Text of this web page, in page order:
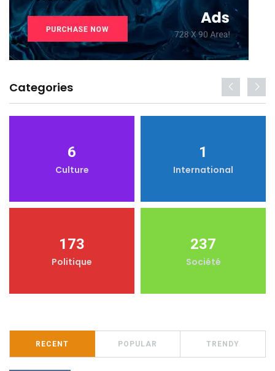
Categories
6
Culture
1
International
173
Politique
237
Société
RECENT POPULAR TRENDY